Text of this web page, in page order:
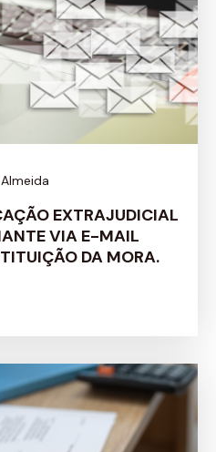
EXTRAJUDICIAL
VIA E-MAIL
DA MORA.